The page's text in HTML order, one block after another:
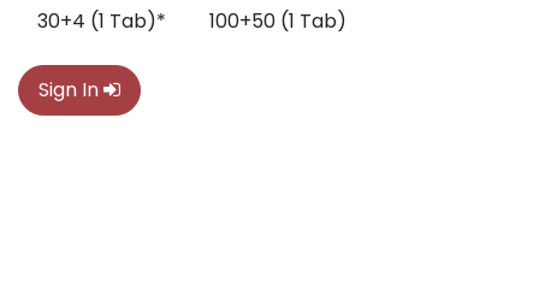
30+4 (1 Tab)*
100+50 (1 Tab)
Sign In